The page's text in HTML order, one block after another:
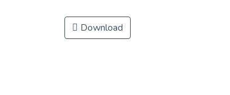
Download